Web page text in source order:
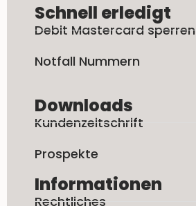
Schnell erledigt
Debit Mastercard sperren
Notfall Nummern
Downloads
Kundenzeitschrift
Prospekte
Informationen
Rechtliches